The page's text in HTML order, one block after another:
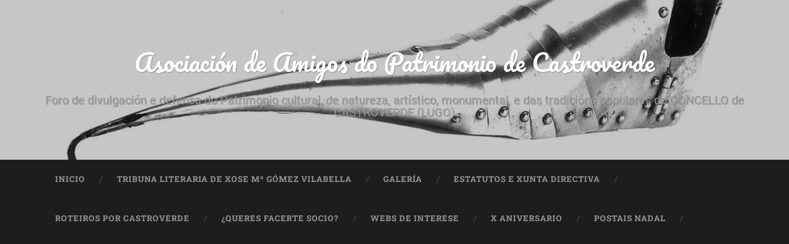
Asociación de Amigos do Patrimonio de Castroverde
Foro de divulgación e defensa do Patrimonio cultural, de natureza, artístico, monumental, e das tradicións populares do CONCELLO de
CASTROVERDE (LUGO)
INICIO TRIBUNA LITERARIA DE XOSE Mª GÓMEZ VILABELLA GALERÍA ESTATUTOS E XUNTA DIRECTIVA
ROTEIROS POR CASTROVERDE ¿QUERES FACERTE SOCIO? WEBS DE INTERESE X ANIVERSARIO POSTAIS NADAL